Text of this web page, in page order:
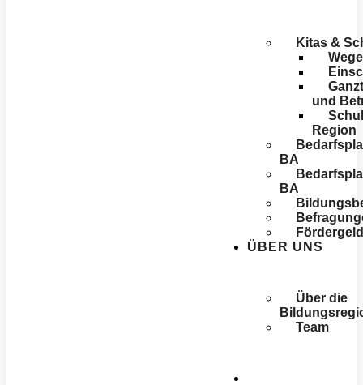
Kitas &
und
Region
BA
BA
ÜBER UNS
Über die
Team